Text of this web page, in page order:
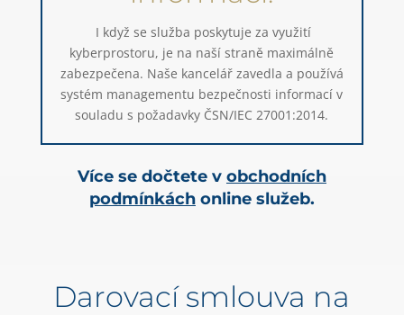
I když se služba poskytuje za využití
kyberprostoru, je na naší straně maximálně
zabezpečena. Naše kancelář zavedla a používá
systém managementu bezpečnosti informací v
souladu s požadavky ČSN/IEC 27001:2014.
Více se dočtete v obchodních
podmínkáchonline služeb.
Darovací smlouva na